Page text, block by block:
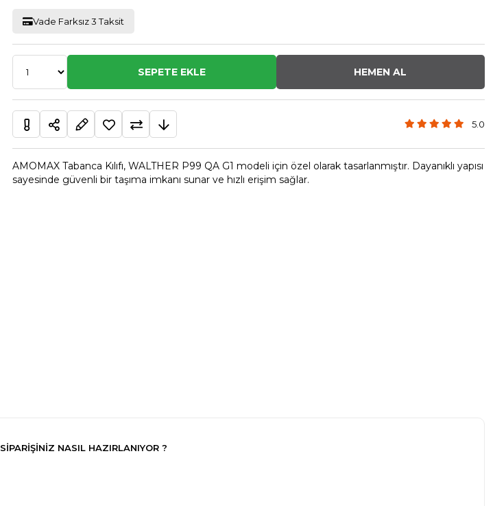
Vade Farksız 3 Taksit
5.0
AMOMAX Tabanca Kılıfı, WALTHER P99 QA G1 modeli için özel olarak tasarlanmıştır. Dayanıklı yapısı
sayesinde güvenli bir taşıma imkanı sunar ve hızlı erişim sağlar.
SIPARIŞINIZ NASIL HAZIRLANIYOR ?